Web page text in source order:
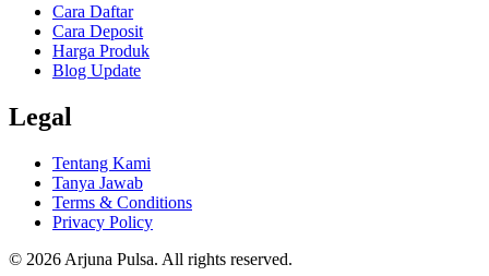
Cara Daftar
Cara Deposit
Harga Produk
Blog Update
Legal
Tentang Kami
Tanya Jawab
Terms & Conditions
Privacy Policy
© 2026 Arjuna Pulsa. All rights reserved.